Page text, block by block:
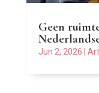
Geen
Jun 2, 2026